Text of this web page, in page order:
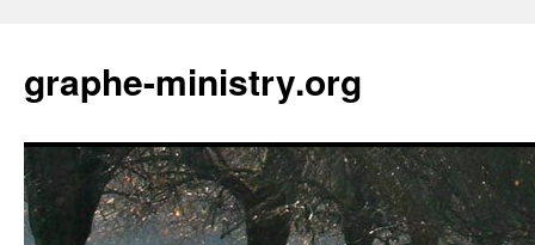
content
graphe-ministry.org